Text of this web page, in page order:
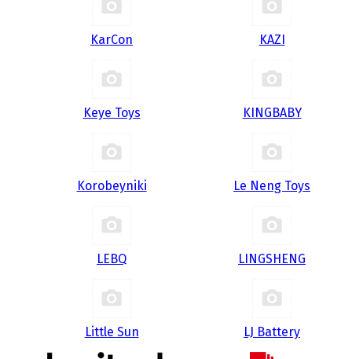
KarCon KAZI
Keye Toys KINGBABY
Korobeyniki Le Neng Toys
LEBQ LINGSHENG
Little Sun LJ Battery